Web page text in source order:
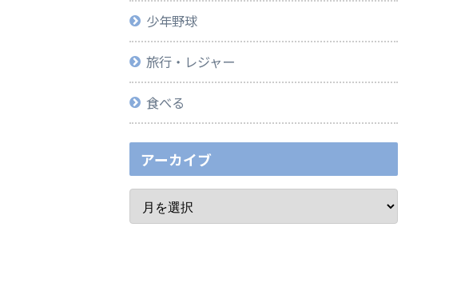
少年野球
旅行・レジャー
食べる
アーカイブ